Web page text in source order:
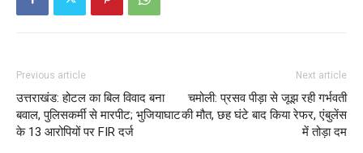
Previous article
उत्तराखंड: होटल का बिल विवाद बना
बवाल, पुलिसकर्मी से मारपीट; भुजियाघाट
के 13 आरोपियों पर FIR दर्ज
Next article
चमोली: प्रसव पीड़ा से जूझ रही गर्भवती
की मौत, छह घंटे बाद किया रेफर, एंबुलेंस
में तोड़ा दम